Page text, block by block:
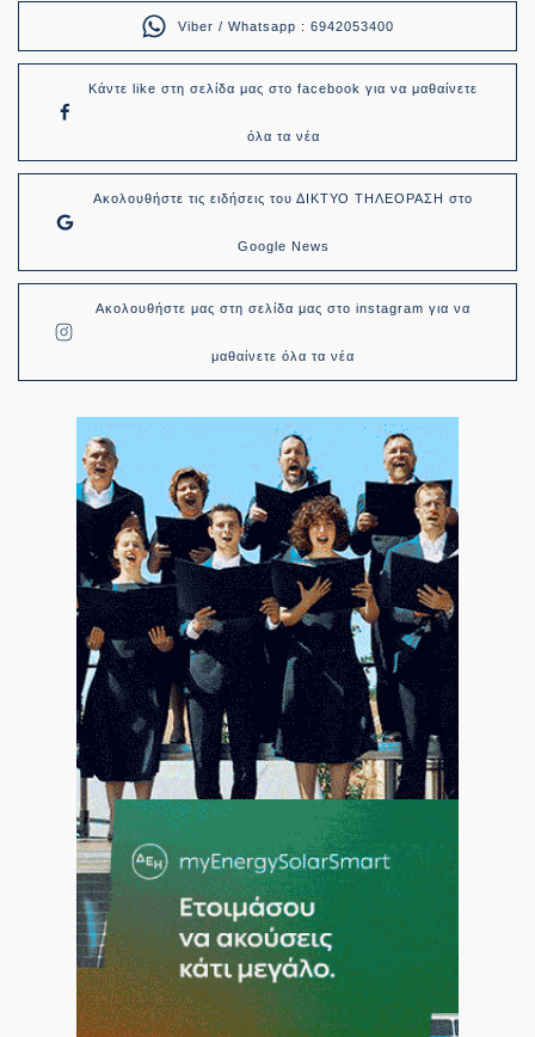
Viber / Whatsapp : 6942053400
Κάντε like στη σελίδα μας στο facebook για να μαθαίνετε
όλα τα νέα
Ακολουθήστε τις ειδήσεις του ΔΙΚΤΥΟ ΤΗΛΕΟΡΑΣΗ στο
Google News
Ακολουθήστε μας στη σελίδα μας στο instagram για να
μαθαίνετε όλα τα νέα